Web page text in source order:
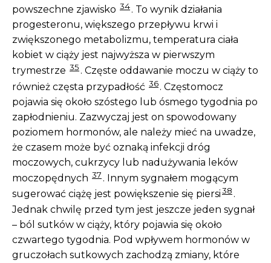
powszechne zjawisko 34. To wynik działania
progesteronu, większego przepływu krwi i
zwiększonego metabolizmu, temperatura ciała
kobiet w ciąży jest najwyższa w pierwszym
trymestrze 35 . Częste oddawanie moczu w ciąży to
również częsta przypadłość 36. Częstomocz
pojawia się około szóstego lub ósmego tygodnia po
zapłodnieniu. Zazwyczaj jest on spowodowany
poziomem hormonów, ale należy mieć na uwadze,
że czasem może być oznaką infekcji dróg
moczowych, cukrzycy lub nadużywania leków
moczopędnych 37 . Innym sygnałem mogącym
sugerować ciążę jest powiększenie się piersi38 .
Jednak chwilę przed tym jest jeszcze jeden sygnał
– ból sutków w ciąży, który pojawia się około
czwartego tygodnia. Pod wpływem hormonów w
gruczołach sutkowych zachodzą zmiany, które